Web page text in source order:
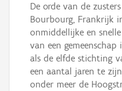
De orde van de
Bourbourg, Frankrijk
onmiddellijke en
van een
als de elfde stichting
een aantal jaren te
onder meer de